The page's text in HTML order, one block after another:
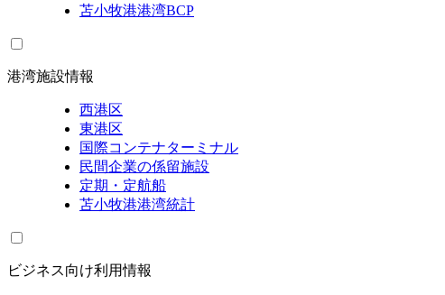
苫小牧港港湾BCP
港湾施設情報
西港区
東港区
国際コンテナターミナル
民間企業の係留施設
定期・定航船
苫小牧港港湾統計
ビジネス向け利用情報